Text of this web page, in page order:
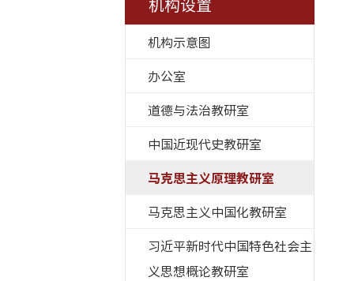
机构示意图
办公室
道德与法治教研室
中国近现代史教研室
马克思主义原理教研室
马克思主义中国化教研室
习近平新时代中国特色社会主
义思想概论教研室